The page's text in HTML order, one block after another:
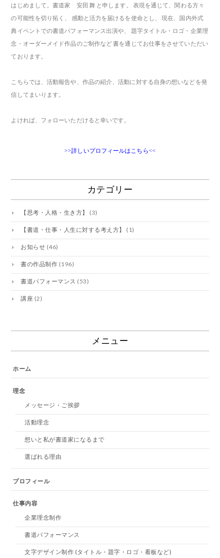
はじめまして。書道家 安田 舞 と申します。 表現を通じて、関わる方々
の可能性を切り拓く、 感動と活力を届けるを使命とし、 現在、国内外式
典イベントでの書道パフォーマンス出演や、 題字タイトル・ロゴ・企業理
念・オーダーメイド作品のご制作など 書を通じてお仕事をさせていただい
ております。
こちらでは、活動報告や、作品の紹介、活動に対する自身の想いなどを発
信してまいります。
よければ、フォローいただけると幸いです。
>>詳しいプロフィールはこちら<<
カテゴリー
【思考・人格・生き方】 (3)
【書道・仕事・人生に対する考え方】 (1)
お知らせ (46)
書の作品制作 (196)
書道パフォーマンス (53)
講座 (2)
メニュー
ホーム
理念
メッセージ・ご挨拶
活動理念
想いと私が書道家になるまで
選ばれる理由
プロフィール
仕事内容
企業理念制作
書道パフォーマンス
文字デザイン制作 (タイトル・題字・ロゴ・看板など)